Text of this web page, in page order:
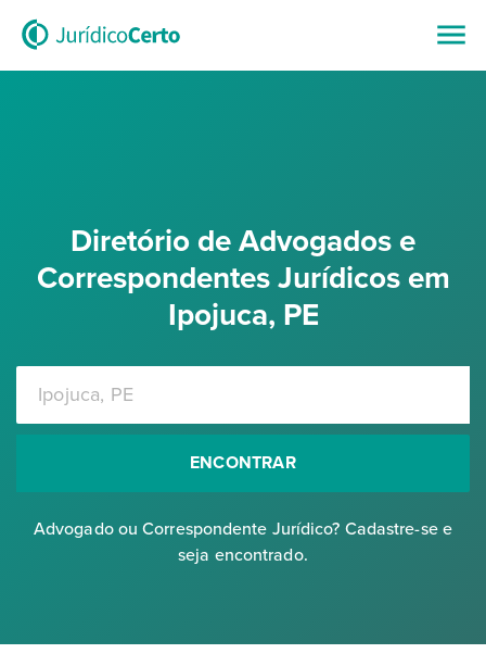
Diretório de Advogados e
Correspondentes Jurídicos em
Ipojuca, PE
ENCONTRAR
Advogado ou Correspondente Jurídico? Cadastre-se e
seja encontrado.